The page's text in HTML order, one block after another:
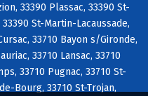
33390 Plassac, 33390 St-
St-Martin-Lacaussade,
33710 Bayon s/Gironde,
33710 Lansac, 33710
33710 Pugnac, 33710 St-
Bourg, 33710 St-Trojan,